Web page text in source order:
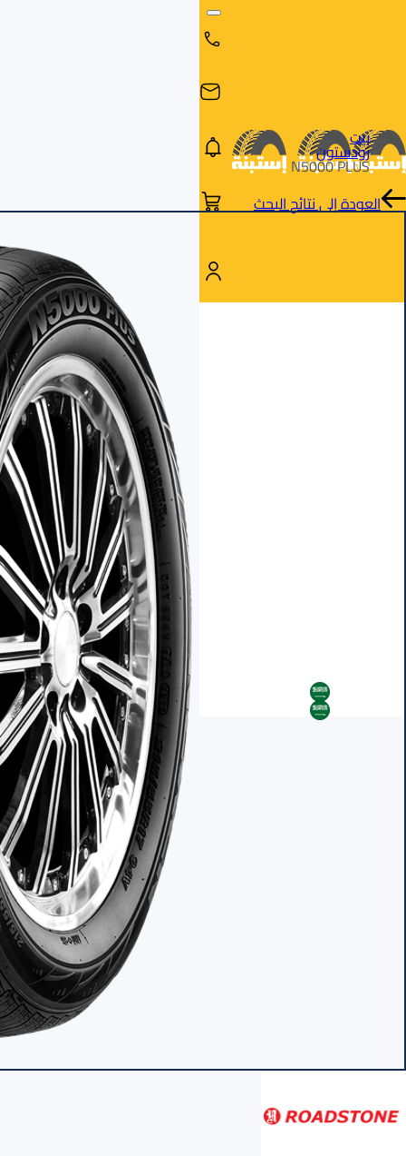
بيت
رودستون
N5000 PLUS
العودة إلى نتائج البحث